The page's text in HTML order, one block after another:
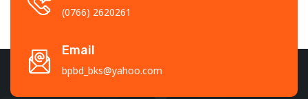
(0766) 2620261
Email
bpbd_bks@yahoo.com